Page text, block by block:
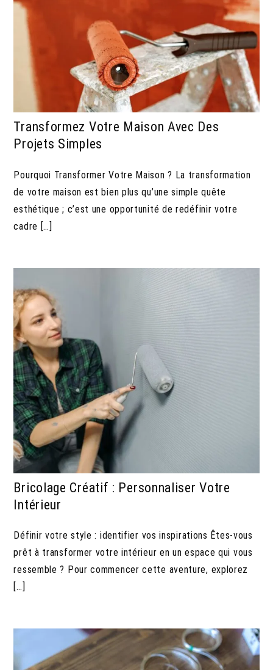
Transformez Votre Maison Avec Des
Projets Simples
Pourquoi Transformer Votre Maison ? La transformation
de votre maison est bien plus qu’une simple quête
esthétique ; c’est une opportunité de redéfinir votre
cadre […]
Bricolage Créatif : Personnaliser Votre
Intérieur
Définir votre style : identifier vos inspirations Êtes-vous
prêt à transformer votre intérieur en un espace qui vous
ressemble ? Pour commencer cette aventure, explorez
[…]